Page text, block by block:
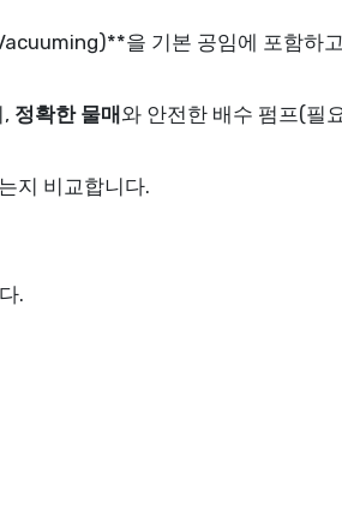
을 기본 공임에 포함하
정확한 물매와 안전한 배수 펌프(필
지 비교합니다.
.